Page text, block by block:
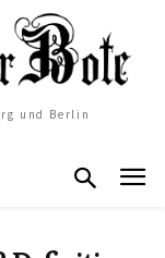
und Berlin